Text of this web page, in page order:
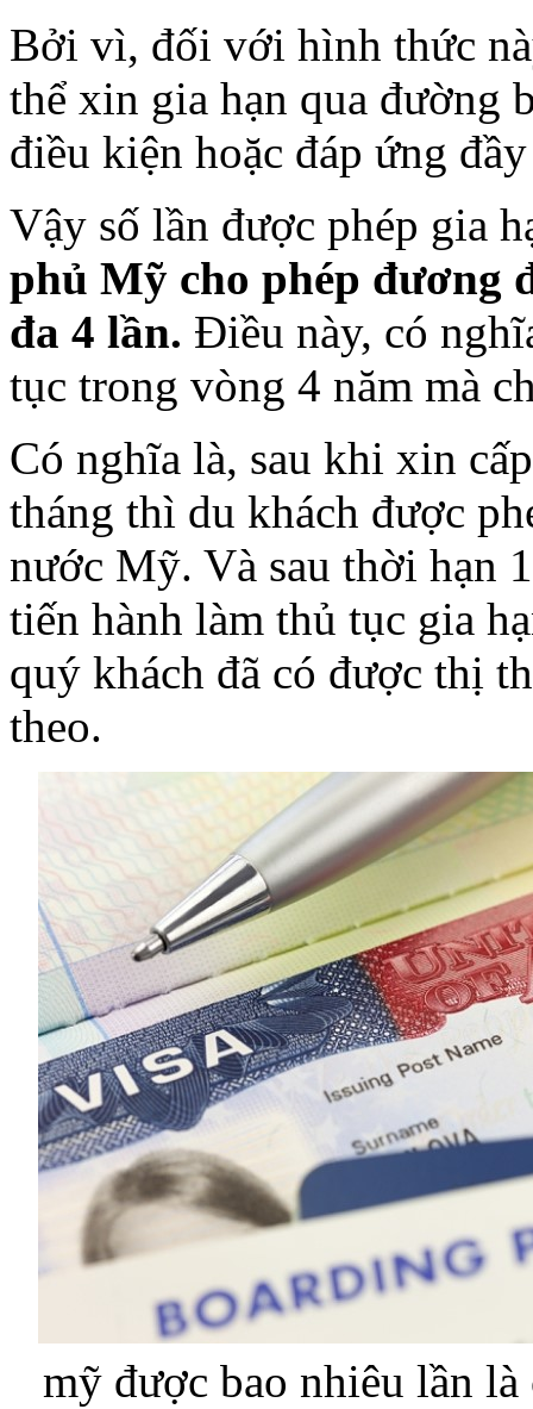
Bởi vì, đối với hình thức
thể xin gia hạn qua đường
điều kiện hoặc đáp ứng
Vậy số lần được phép gia
phủ Mỹ cho phép đương
đa 4 lần. Điều này, có
tục trong vòng 4 năm mà
Có nghĩa là, sau khi xin
tháng thì du khách được
nước Mỹ. Và sau thời hạn
tiến hành làm thủ tục gia
quý khách đã có được thị
theo.
mỹ được bao nhiêu lần